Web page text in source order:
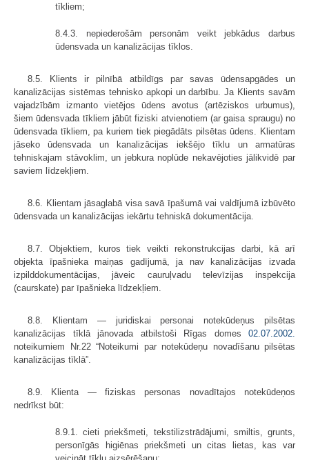
tīkliem;
8.4.3. nepiederošām personām veikt jebkādus darbus
ūdensvada un kanalizācijas tīklos.
8.5. Klients ir pilnībā atbildīgs par savas ūdensapgādes un
kanalizācijas sistēmas tehnisko apkopi un darbību. Ja Klients savām
vajadzībām izmanto vietējos ūdens avotus (artēziskos urbumus),
šiem ūdensvada tīkliem jābūt fiziski atvienotiem (ar gaisa spraugu) no
ūdensvada tīkliem, pa kuriem tiek piegādāts pilsētas ūdens. Klientam
jāseko ūdensvada un kanalizācijas iekšējo tīklu un armatūras
tehniskajam stāvoklim, un jebkura noplūde nekavējoties jālikvidē par
saviem līdzekļiem.
8.6. Klientam jāsaglabā visa savā īpašumā vai valdījumā izbūvēto
ūdensvada un kanalizācijas iekārtu tehniskā dokumentācija.
8.7. Objektiem, kuros tiek veikti rekonstrukcijas darbi, kā arī
objekta īpašnieka maiņas gadījumā, ja nav kanalizācijas izvada
izpilddokumentācijas, jāveic cauruļvadu televīzijas inspekcija
(caurskate) par īpašnieka līdzekļiem.
8.8. Klientam — juridiskai personai notekūdeņus pilsētas
kanalizācijas tīklā jānovada atbilstoši Rīgas domes 02.07.2002.
noteikumiem Nr.22 “Noteikumi par notekūdeņu novadīšanu pilsētas
kanalizācijas tīklā”.
8.9. Klienta — fiziskas personas novadītajos notekūdeņos
nedrīkst būt:
8.9.1. cieti priekšmeti, tekstilizstrādājumi, smiltis, grunts,
personīgās higiēnas priekšmeti un citas lietas, kas var